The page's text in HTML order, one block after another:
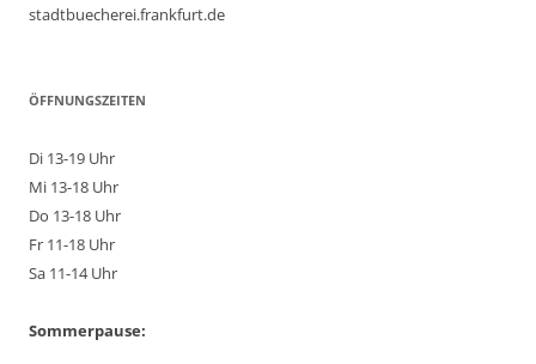
stadtbuecherei.frankfurt.de
ÖFFNUNGSZEITEN
Di 13-19 Uhr
Mi 13-18 Uhr
Do 13-18 Uhr
Fr 11-18 Uhr
Sa 11-14 Uhr
Sommerpause: